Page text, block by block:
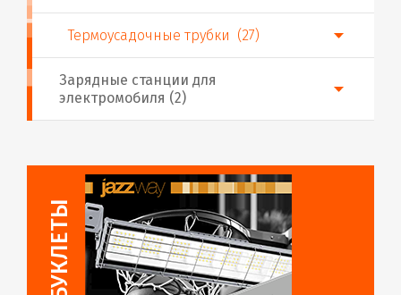
Термоусадочные трубки (27)
Зарядные станции для
электромобиля (2)